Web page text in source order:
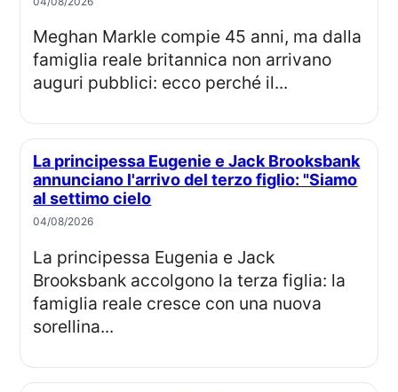
Meghan Markle compie 45 anni, ma dalla
famiglia reale britannica non arrivano
auguri pubblici: ecco perché il...
La principessa Eugenie e Jack Brooksbank
annunciano l'arrivo del terzo figlio: "Siamo
al settimo cielo
04/08/2026
La principessa Eugenia e Jack
Brooksbank accolgono la terza figlia: la
famiglia reale cresce con una nuova
sorellina...